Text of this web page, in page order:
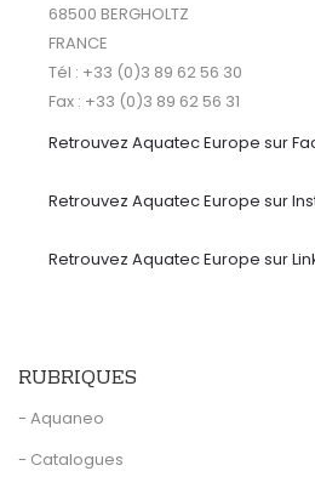
68500 BERGHOLTZ
FRANCE
Tél : +33 (0)3 89 62 56 30
Fax : +33 (0)3 89 62 56 31
Retrouvez Aquatec Europe sur
Retrouvez Aquatec Europe sur
Retrouvez Aquatec Europe sur
RUBRIQUES
- Aquaneo
- Catalogues